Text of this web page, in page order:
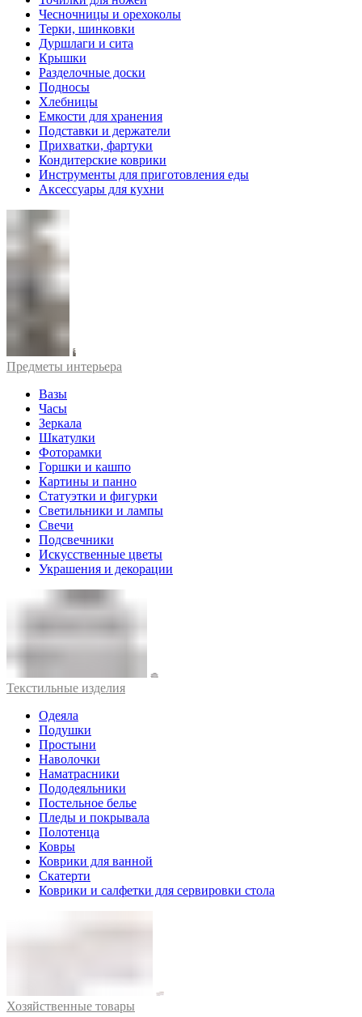
Чесночницы и орехоколы
Терки, шинковки
Дуршлаги и сита
Крышки
Разделочные доски
Подносы
Хлебницы
Емкости для хранения
Подставки и держатели
Прихватки, фартуки
Кондитерские коврики
Инструменты для приготовления еды
Аксессуары для кухни
Предметы интерьера
Вазы
Часы
Зеркала
Шкатулки
Фоторамки
Горшки и кашпо
Картины и панно
Статуэтки и фигурки
Светильники и лампы
Свечи
Подсвечники
Искусственные цветы
Украшения и декорации
Текстильные изделия
Одеяла
Подушки
Простыни
Наволочки
Наматрасники
Пододеяльники
Постельное белье
Пледы и покрывала
Полотенца
Ковры
Коврики для ванной
Скатерти
Коврики и салфетки для сервировки стола
Хозяйственные товары